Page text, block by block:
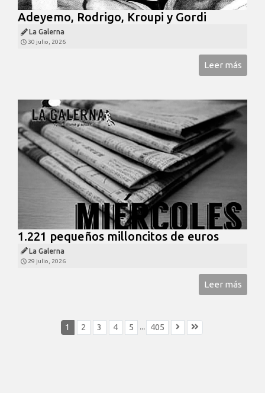
Adeyemo, Rodrigo, Kroupi y Gordi
La Galerna
30 julio, 2026
Leer más
1.221 pequeños milloncitos de euros
La Galerna
29 julio, 2026
Leer más
1 2 3 4 5 405